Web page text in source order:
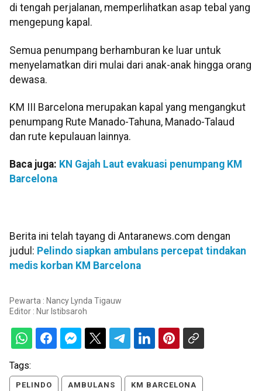
di tengah perjalanan, memperlihatkan asap tebal yang
mengepung kapal.
Semua penumpang berhamburan ke luar untuk
menyelamatkan diri mulai dari anak-anak hingga orang
dewasa.
KM III Barcelona merupakan kapal yang mengangkut
penumpang Rute Manado-Tahuna, Manado-Talaud
dan rute kepulauan lainnya.
Baca juga: KN Gajah Laut evakuasi penumpang KM
Barcelona
Berita ini telah tayang di Antaranews.com dengan
judul: Pelindo siapkan ambulans percepat tindakan
medis korban KM Barcelona
Pewarta : Nancy Lynda Tigauw
Editor : Nur Istibsaroh
Tags:
PELINDO AMBULANS KM BARCELONA